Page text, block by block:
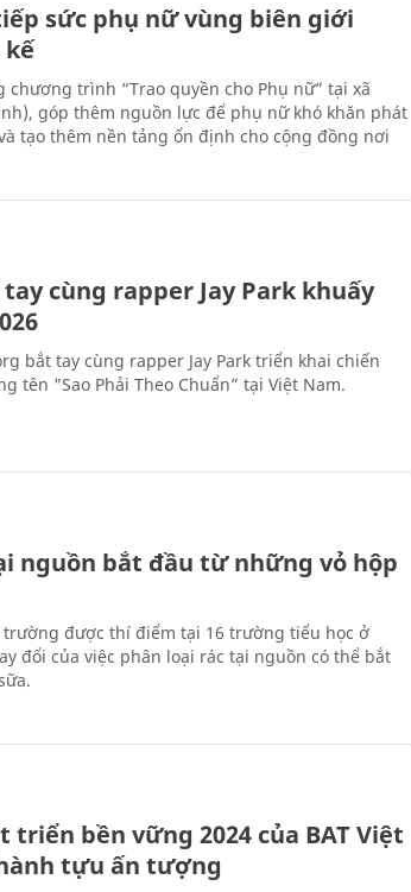
sức phụ nữ vùng biên giới
chương trình “Trao quyền cho Phụ nữ” tại xã
góp thêm nguồn lực để phụ nữ khó khăn phát
tạo thêm nền tảng ổn định cho cộng đồng nơi
cùng rapper Jay Park khuấy
bắt tay cùng rapper Jay Park triển khai chiến
tên "Sao Phải Theo Chuẩn” tại Việt Nam.
nguồn bắt đầu từ những vỏ hộp
được thí điểm tại 16 trường tiểu học ở
đổi của việc phân loại rác tại nguồn có thể bắt
triển bền vững 2024 của BAT Việt
tựu ấn tượng